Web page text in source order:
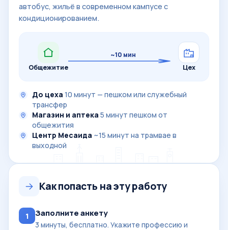
автобус, жильё в современном кампусе с
кондиционированием.
Общежитие
~10 мин
Цех
До цеха 10 минут — пешком или служебный
трансфер
Магазин и аптека 5 минут пешком от
общежития
Центр Месаида ~15 минут на трамвае в
выходной
Как попасть на эту работу
1 Заполните анкету
3 минуты, бесплатно. Укажите профессию и